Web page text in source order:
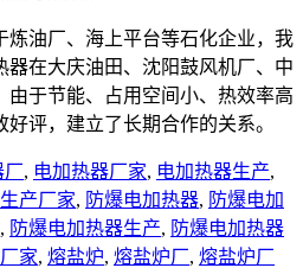
炼油厂、海上平台等石化企业，我
器在大庆油田、沈阳鼓风机厂、中
由于节能、占用空间小、热效率高
评，建立了长期合作的关系。
厂, 电加热器厂家, 电加热器生产,
产厂家, 防爆电加热器, 防爆电加
, 防爆电加热器生产, 防爆电加热器
家, 熔盐炉, 熔盐炉厂, 熔盐炉厂